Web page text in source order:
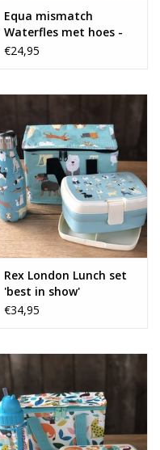
Equa mismatch
Waterfles met hoes -
glas
€24,95
Rex London Lunch set
'best in show'
€34,95